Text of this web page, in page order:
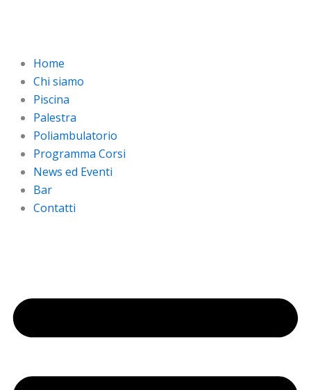
Home
Chi siamo
Piscina
Palestra
Poliambulatorio
Programma Corsi
News ed Eventi
Bar
Contatti